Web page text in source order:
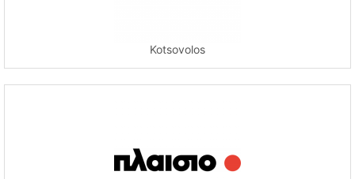
Kotsovolos